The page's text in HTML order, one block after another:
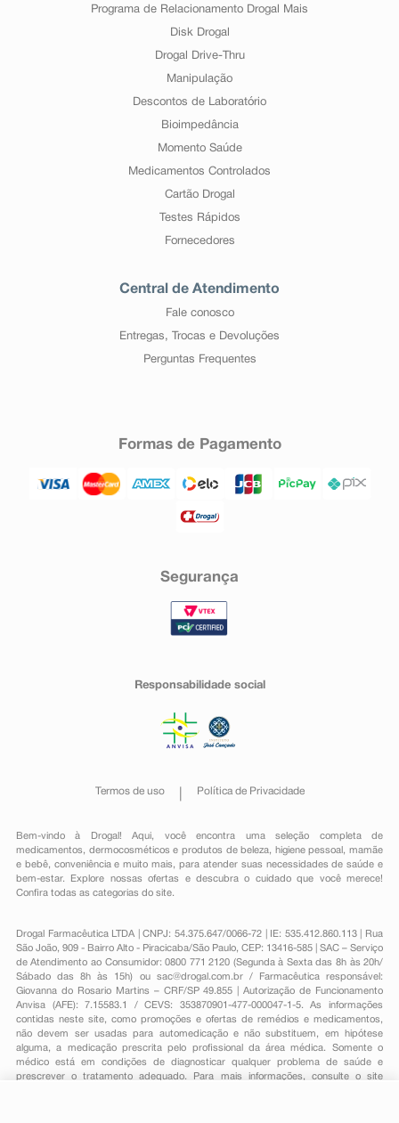
Programa de Relacionamento Drogal Mais
Disk Drogal
Drogal Drive-Thru
Manipulação
Descontos de Laboratório
Bioimpedância
Momento Saúde
Medicamentos Controlados
Cartão Drogal
Testes Rápidos
Fornecedores
Central de Atendimento
Fale conosco
Entregas, Trocas e Devoluções
Perguntas Frequentes
Formas de Pagamento
Segurança
Responsabilidade social
Termos de uso Política de Privacidade
Bem-vindo à Drogal! Aqui, você encontra uma seleção completa de
medicamentos , dermocosméticos e produtos de beleza, higiene pessoal ,mamãe
e bebê, conveniênciae muito mais, para atender suas necessidades de saúde e
bem-estar. Explore nossas ofertas e descubra o cuidado que você merece!
Confira todas as categorias do site.
Drogal Farmacêutica LTDA | CNPJ: 54.375.647/0066-72 | IE: 535.412.860.113 | Rua
São João, 909 - Bairro Alto - Piracicaba/São Paulo, CEP: 13416-585 | SAC – Serviço
de Atendimento ao Consumidor: 0800 771 2120 (Segunda à Sexta das 8h às 20h/
Sábado das 8h às 15h) ou sac@drogal.com.br/ Farmacêutica responsável:
Giovanna do Rosario Martins – CRF/SP 49.855 | Autorização de Funcionamento
Anvisa (AFE): 7.15583.1 / CEVS: 353870901-477-000047-1-5. As informações
contidas neste site, como promoções e ofertas de remédios e medicamentos,
não devem ser usadas para automedicação e não substituem, em hipótese
alguma, a medicação prescrita pelo profissional da área médica. Somente o
médico está em condições de diagnosticar qualquer problema de saúde e
prescrever o tratamento adequado. Para mais informações, consulte o site